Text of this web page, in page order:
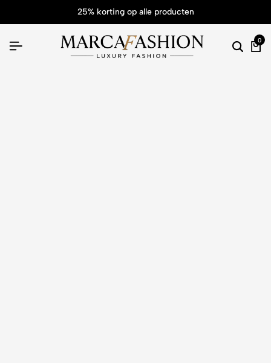
25% korting op alle producten
0